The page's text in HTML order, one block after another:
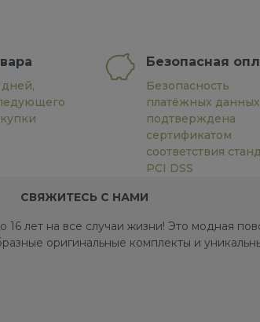
дней,
Безопасная
Безопасность
платёжных данных
подтверждена
сертификатом
соответствия
PCI DSS
СВЯЖИТЕСЬ С НАМИ
лет на все случаи жизни! Это модная
оригинальные комплекты и